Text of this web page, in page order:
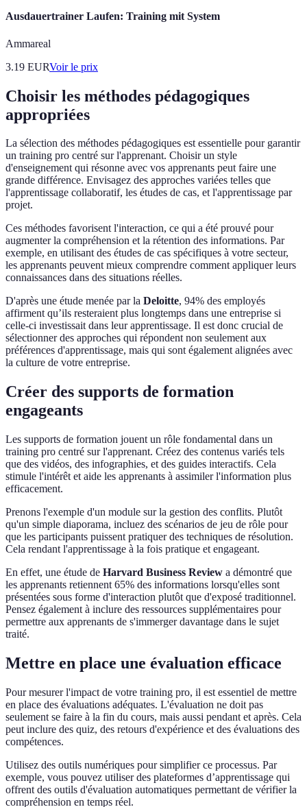
Ausdauertrainer Laufen: Training mit System
Ammareal
3.19 EURVoir le prix
Choisir les méthodes pédagogiques
appropriées
La sélection des méthodes pédagogiques est essentielle pour garantir
un training pro centré sur l'apprenant. Choisir un style
d'enseignement qui résonne avec vos apprenants peut faire une
grande différence. Envisagez des approches variées telles que
l'apprentissage collaboratif, les études de cas, et l'apprentissage par
projet.
Ces méthodes favorisent l'interaction, ce qui a été prouvé pour
augmenter la compréhension et la rétention des informations. Par
exemple, en utilisant des études de cas spécifiques à votre secteur,
les apprenants peuvent mieux comprendre comment appliquer leurs
connaissances dans des situations réelles.
D'après une étude menée par la Deloitte, 94% des employés
affirment qu’ils resteraient plus longtemps dans une entreprise si
celle-ci investissait dans leur apprentissage. Il est donc crucial de
sélectionner des approches qui répondent non seulement aux
préférences d'apprentissage, mais qui sont également alignées avec
la culture de votre entreprise.
Créer des supports de formation
engageants
Les supports de formation jouent un rôle fondamental dans un
training pro centré sur l'apprenant. Créez des contenus variés tels
que des vidéos, des infographies, et des guides interactifs. Cela
stimule l'intérêt et aide les apprenants à assimiler l'information plus
efficacement.
Prenons l'exemple d'un module sur la gestion des conflits. Plutôt
qu'un simple diaporama, incluez des scénarios de jeu de rôle pour
que les participants puissent pratiquer des techniques de résolution.
Cela rendant l'apprentissage à la fois pratique et engageant.
En effet, une étude de Harvard Business Review a démontré que
les apprenants retiennent 65% des informations lorsqu'elles sont
présentées sous forme d'interaction plutôt que d'exposé traditionnel.
Pensez également à inclure des ressources supplémentaires pour
permettre aux apprenants de s'immerger davantage dans le sujet
traité.
Mettre en place une évaluation efficace
Pour mesurer l'impact de votre training pro, il est essentiel de mettre
en place des évaluations adéquates. L'évaluation ne doit pas
seulement se faire à la fin du cours, mais aussi pendant et après. Cela
peut inclure des quiz, des retours d'expérience et des évaluations des
compétences.
Utilisez des outils numériques pour simplifier ce processus. Par
exemple, vous pouvez utiliser des plateformes d’apprentissage qui
offrent des outils d'évaluation automatiques permettant de vérifier la
compréhension en temps réel.